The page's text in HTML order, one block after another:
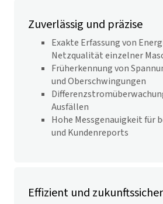
Zuverlässig und präzise
Exakte Erfassung von
Netzqualität einzelner
Früherkennung von
und Oberschwingungen
Ausfällen
Hohe Messgenauigkeit für
und Kundenreports
Effizient und zukunftssicher